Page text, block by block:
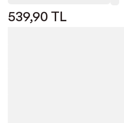
539,90 TL